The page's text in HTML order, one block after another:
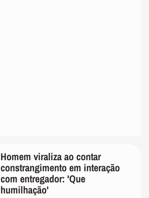
Homem viraliza ao contar
constrangimento em interação
com entregador: 'Que
humilhação'